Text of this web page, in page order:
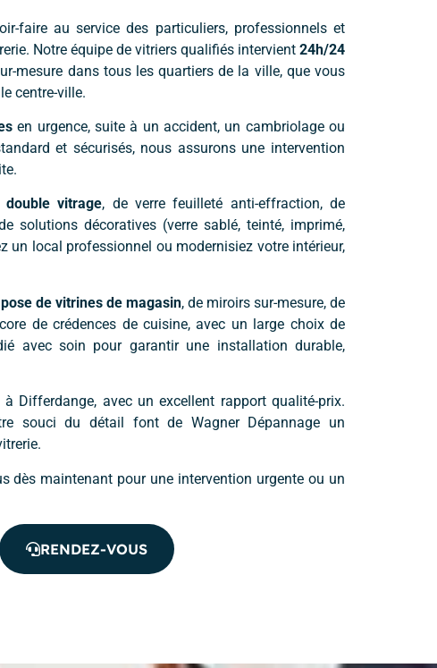
faire au service des particuliers, professionnels et
Notre équipe de vitriers qualifiés intervient 24h/24
mesure dans tous les quartiers de la ville, que vous
centre-ville.
en urgence, suite à un accident, un cambriolage ou
et sécurisés, nous assurons une intervention
double vitrage, de verre feuilleté anti-effraction, de
solutions décoratives (verre sablé, teinté, imprimé,
un local professionnel ou modernisiez votre intérieur,
de vitrines de magasin, de miroirs sur-mesure, de
de crédences de cuisine, avec un large choix de
avec soin pour garantir une installation durable,
à Differdange, avec un excellent rapport qualité-prix.
souci du détail font de Wagner Dépannage un
dès maintenant pour une intervention urgente ou un
RENDEZ-VOUS